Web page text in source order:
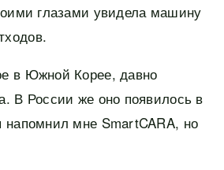
глазами увидела машину
в Южной Корее, давно
В России же оно появилось в
напомнил мне SmartCARA, но